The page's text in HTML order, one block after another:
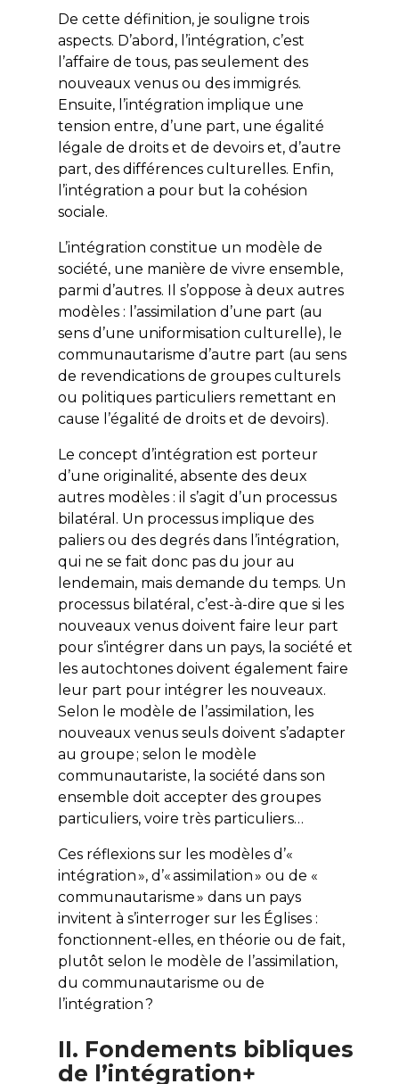
De cette définition, je souligne trois
aspects. D’abord, l’intégration, c’est
l’affaire de tous, pas seulement des
nouveaux venus ou des immigrés.
Ensuite, l’intégration implique une
tension entre, d’une part, une égalité
légale de droits et de devoirs et, d’autre
part, des différences culturelles. Enfin,
l’intégration a pour but la cohésion
sociale.
L’intégration constitue un modèle de
société, une manière de vivre ensemble,
parmi d’autres. Il s’oppose à deux autres
modèles : l’assimilation d’une part (au
sens d’une uniformisation culturelle), le
communautarisme d’autre part (au sens
de revendications de groupes culturels
ou politiques particuliers remettant en
cause l’égalité de droits et de devoirs).
Le concept d’intégration est porteur
d’une originalité, absente des deux
autres modèles : il s’agit d’un processus
bilatéral. Un processus implique des
paliers ou des degrés dans l’intégration,
qui ne se fait donc pas du jour au
lendemain, mais demande du temps. Un
processus bilatéral, c’est-à-dire que si les
nouveaux venus doivent faire leur part
pour s’intégrer dans un pays, la société et
les autochtones doivent également faire
leur part pour intégrer les nouveaux.
Selon le modèle de l’assimilation, les
nouveaux venus seuls doivent s’adapter
au groupe ; selon le modèle
communautariste, la société dans son
ensemble doit accepter des groupes
particuliers, voire très particuliers…
Ces réflexions sur les modèles d’«
intégration », d’« assimilation » ou de «
communautarisme » dans un pays
invitent à s’interroger sur les Églises :
fonctionnent-elles, en théorie ou de fait,
plutôt selon le modèle de l’assimilation,
du communautarisme ou de
l’intégration ?
II. Fondements bibliques
de l’intégration+